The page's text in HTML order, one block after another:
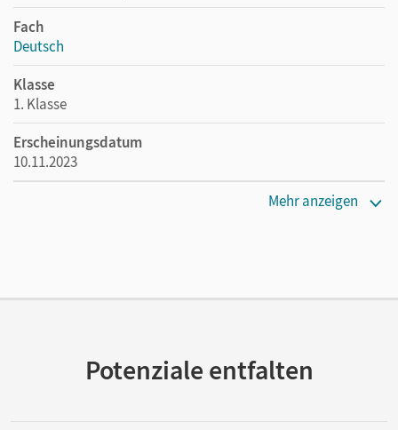
Fach
Deutsch
Klasse
1. Klasse
Erscheinungsdatum
10.11.2023
Mehr anzeigen
Potenziale entfalten